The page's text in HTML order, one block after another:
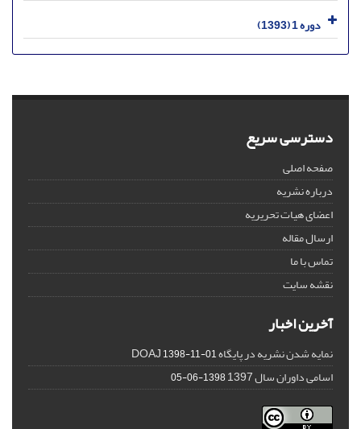
دوره 1 (1393)
دسترسی سریع
صفحه اصلی
درباره نشریه
اعضای هیات تحریریه
ارسال مقاله
تماس با ما
نقشه سایت
آخرین اخبار
نمایه شدن نشریه در پایگاه DOAJ1398-11-01
اسامی داوران سال 1397 1398-06-05